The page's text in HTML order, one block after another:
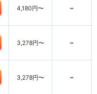
4,180円〜 -
3,278円〜 -
3,278円〜 -